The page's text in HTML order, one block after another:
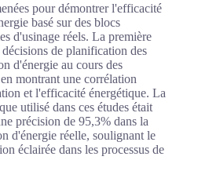
pour démontrer l'efficacité
basé sur des blocs
d'usinage réels. La première
de planification des
d'énergie au cours des
montrant une corrélation
et l'efficacité énergétique. La
utilisé dans ces études était
précision de 95,3% dans la
d'énergie réelle, soulignant le
éclairée dans les processus de